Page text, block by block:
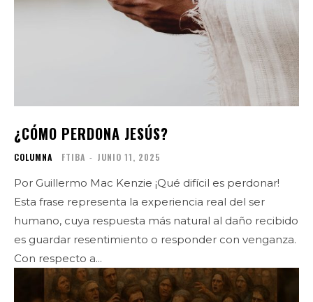
¿CÓMO PERDONA JESÚS?
COLUMNA FTIBA - JUNIO 11, 2025
Por Guillermo Mac Kenzie ¡Qué difícil es perdonar!
Esta frase representa la experiencia real del ser
humano, cuya respuesta más natural al daño recibido
es guardar resentimiento o responder con venganza.
Con respecto a...